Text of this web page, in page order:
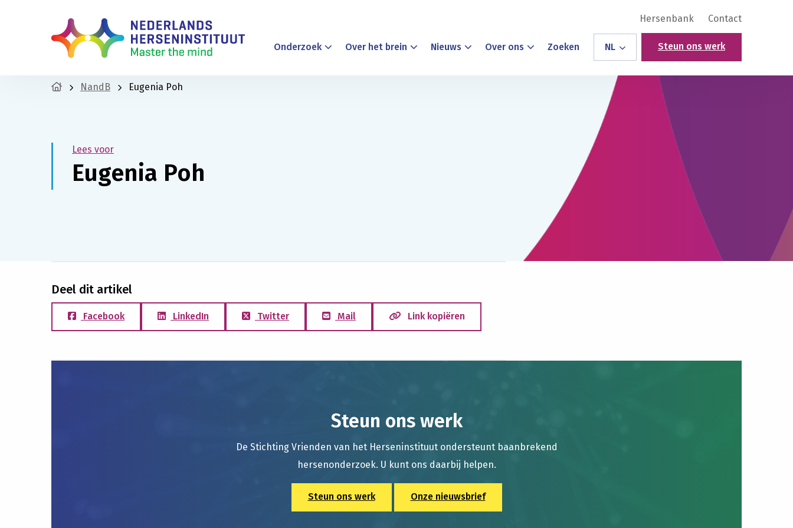
Hersenbank Contact
Onderzoek Over het brein Nieuws Over ons Zoeken NL Steun ons werk
NandB Eugenia Poh
Lees voor
Eugenia Poh
Deel dit artikel
Facebook LinkedIn Twitter Mail Link kopiëren
Steun ons werk
De Stichting Vrienden van het Herseninstituut ondersteunt baanbrekend
hersenonderzoek. U kunt ons daarbij helpen.
Steun ons werk Onze nieuwsbrief